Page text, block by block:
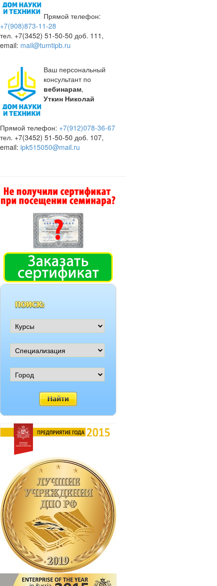
Прямой телефон:
+7(908)873-11-28
тел. +7(3452) 51-50-50 доб. 111,
email: mail@tumtipb.ru
Ваш персональный
консультант по
вебинарам,
Уткин Николай
Прямой телефон: +7(912)078-36-67
тел. +7(3452) 51-50-50 доб. 107,
email: ipk515050@mail.ru